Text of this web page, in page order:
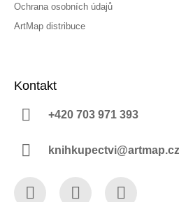
Ochrana osobních údajů
ArtMap distribuce
Kontakt
+420 703 971 393
knihkupectvi@artmap.cz